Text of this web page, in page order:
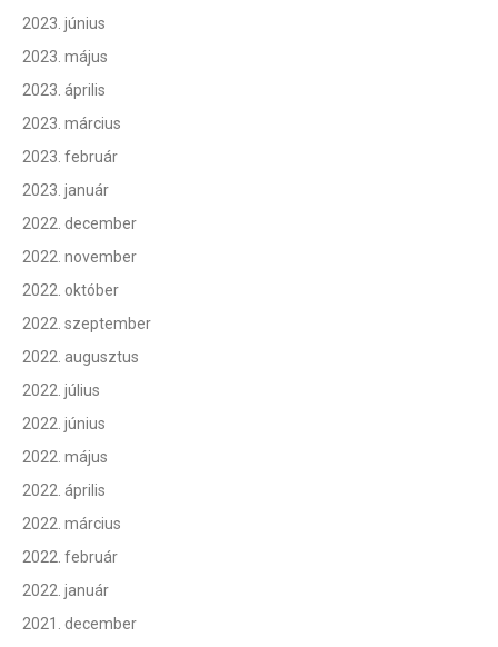
2023. június
2023. május
2023. április
2023. március
2023. február
2023. január
2022. december
2022. november
2022. október
2022. szeptember
2022. augusztus
2022. július
2022. június
2022. május
2022. április
2022. március
2022. február
2022. január
2021. december